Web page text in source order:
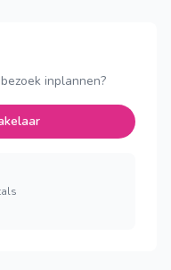
inplannen?